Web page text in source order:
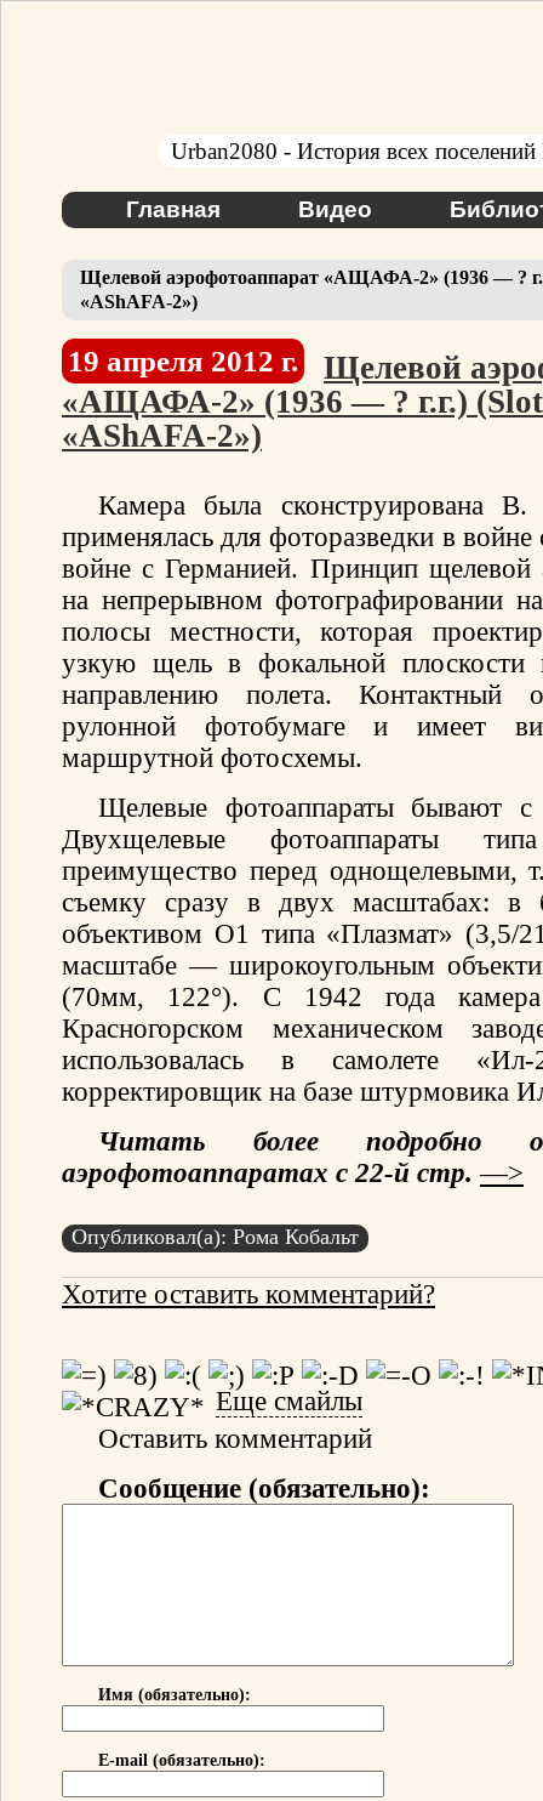
Urban2080 - История всех поселений
Главная Видео
Щелевой аэрофотоаппарат «АЩАФА-2» (1936 — ?
«AShAFA-2»)
19 апреля 2012 г.
Щелевой
«АЩАФА-2» (1936 — ? г.г.)
«AShAFA-2»)
Камера была сконструирована
применялась для фоторазведки в
войне с Германией. Принцип щелевой
на непрерывном фотографировании
полосы местности, которая
узкую щель в фокальной плоскости
направлению полета. Контактный
рулонной фотобумаге и имеет
маршрутной фотосхемы.
Щелевые фотоаппараты бывают
Двухщелевые фотоаппараты
преимущество перед однощелевыми,
съемку сразу в двух масштабах: в
объективом О1 типа «Плазмат» (3,5/
масштабе — широкоугольным
(70мм, 122°). С 1942 года камера
Красногорском механическом
использовалась в самолете
корректировщик на базе штурмовика
Читать более
аэрофотоаппаратах с 22-й стр. —>
Опубликовал(а): Рома Кобальт
Хотите оставить комментарий?
Еще смайлы
Оставить комментарий
Сообщение (обязательно):
Имя (обязательно):
E-mail (обязательно):